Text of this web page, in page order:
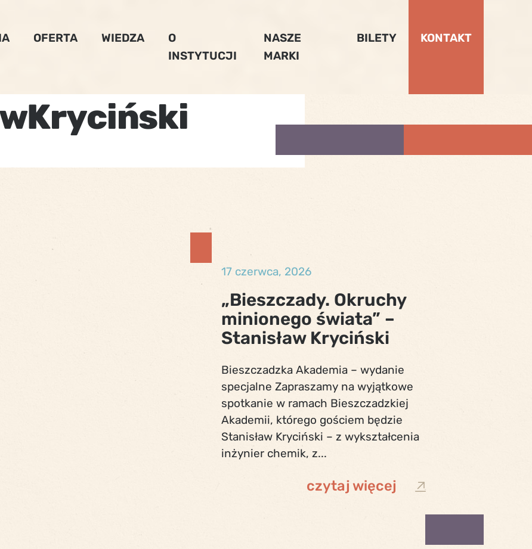
OFERTA WIEDZA
O
INSTYTUCJI
NASZE
MARKI
BILETY KONTAKT
17 czerwca, 2026
„Bieszczady. Okruchy
minionego świata” –
Stanisław Kryciński
Bieszczadzka Akademia – wydanie
specjalne Zapraszamy na wyjątkowe
spotkanie w ramach Bieszczadzkiej
Akademii, którego gościem będzie
Stanisław Kryciński – z wykształcenia
inżynier chemik, z...
czytaj więcej